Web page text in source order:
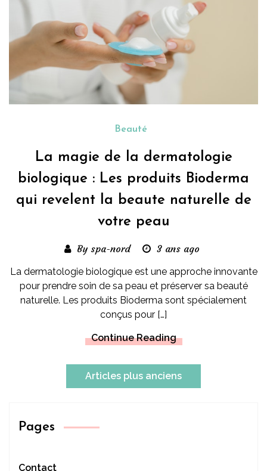
Beauté
La magie de la dermatologie
biologique : Les produits Bioderma
qui revelent la beaute naturelle de
votre peau
By spa-nord 3 ans ago
La dermatologie biologique est une approche innovante
pour prendre soin de sa peau et préserver sa beauté
naturelle. Les produits Bioderma sont spécialement
conçus pour […]
Continue Reading
Articles plus anciens
Pages
Contact